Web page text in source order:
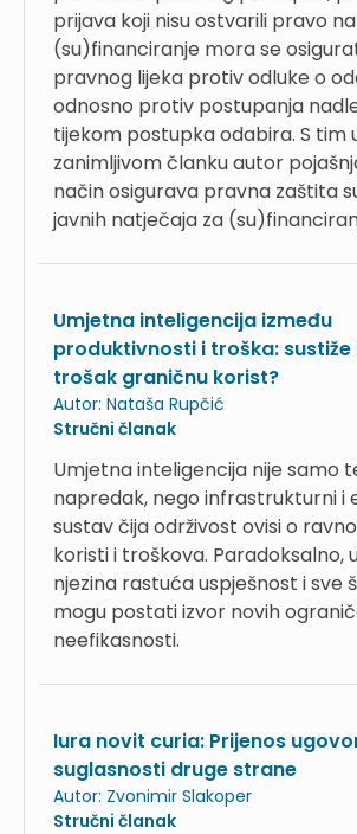
prijava koji nisu ostvarili pravo na
(su)financiranje mora se
pravnog lijeka protiv odluke o
odnosno protiv postupanja
tijekom postupka odabira. S tim
zanimljivom članku autor
način osigurava pravna zaštita
javnih natječaja za
Umjetna inteligencija između
produktivnosti i troška: sustiže
trošak graničnu korist?
Autor: Nataša Rupčić
Stručni članak
Umjetna inteligencija nije samo
napredak, nego infrastrukturni i
sustav čija održivost ovisi o
koristi i troškova. Paradoksalno,
njezina rastuća uspješnost i sve
mogu postati izvor novih
neefikasnosti.
Iura novit curia: Prijenos
suglasnosti druge strane
Autor: Zvonimir Slakoper
Stručni članak